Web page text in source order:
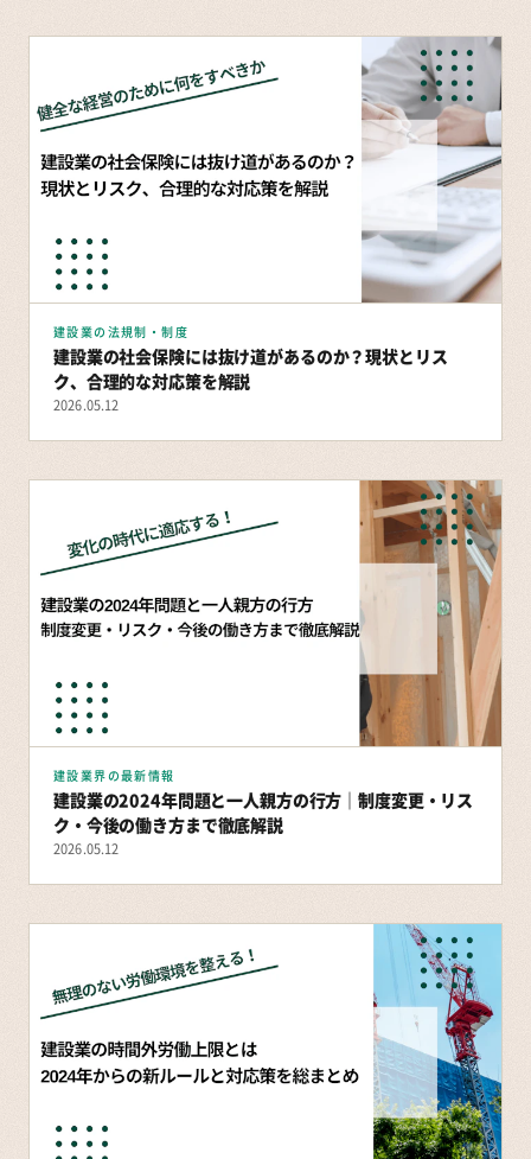
建設業の法規制・制度
建設業の社会保険には抜け道があるのか？現状とリス
ク、合理的な対応策を解説
2026.05.12
建設業界の最新情報
建設業の2024年問題と一人親方の行方｜制度変更・リス
ク・今後の働き方まで徹底解説
2026.05.12